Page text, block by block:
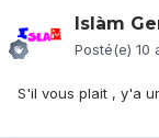
Islàm
Posté(e) 10
S'il vous plait , y'a